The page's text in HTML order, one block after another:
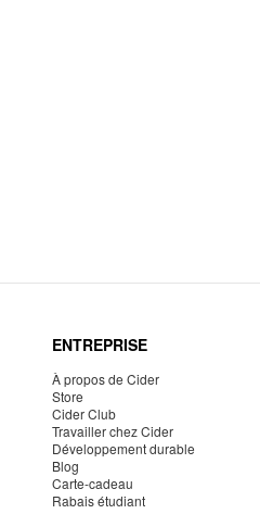
ENTREPRISE
À propos de Cider
Store
Cider Club
Travailler chez Cider
Développement durable
Blog
Carte-cadeau
Rabais étudiant